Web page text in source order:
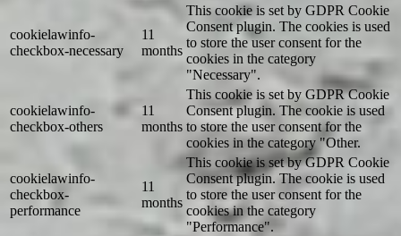
cookielawinfo-
checkbox-necessary
11
months
This cookie is set by GDPR Cookie
Consent plugin. The cookies is used
to store the user consent for the
cookies in the category
"Necessary".
cookielawinfo-
checkbox-others
11
months
This cookie is set by GDPR Cookie
Consent plugin. The cookie is used
to store the user consent for the
cookies in the category "Other.
cookielawinfo-
checkbox-
performance
11
months
This cookie is set by GDPR Cookie
Consent plugin. The cookie is used
to store the user consent for the
cookies in the category
"Performance".